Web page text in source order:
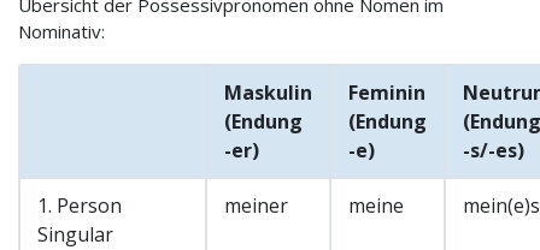
Übersicht der Possessivpronomen ohne Nomen im
Nominativ:
Maskulin
(Endung
-er)
Feminin
(Endung
-e)
(Endung
-s/-es)
1. Person
Singular
meiner meine mein(e)s